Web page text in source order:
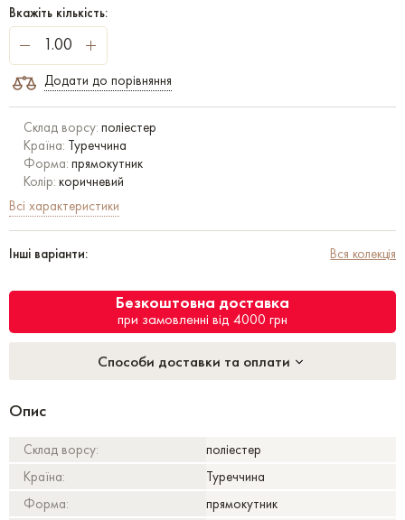
Вкажіть кількість:
Додати до порівняння
Склад ворсу: поліестер
Країна: Туреччина
Форма: прямокутник
Колір: коричневий
Всі характеристики
Інші варіанти: Вся колекція
Безкоштовна доставка
при замовленні від 4000 грн
Способи доставки та оплати
Опис
Склад ворсу:
поліестер
Країна:
Туреччина
Форма:
прямокутник